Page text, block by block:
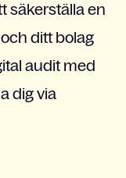
säkerställa en
ditt bolag
audit med
dig via